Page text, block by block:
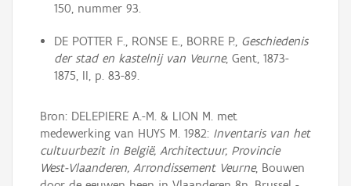
150, nummer 93.
DE POTTER F., RONSE E., BORRE P., Geschiedenis
der stad en kastelnij van Veurne, Gent, 1873-
1875, II, p. 83-89.
Bron: DELEPIERE A.-M. & LION M. met
medewerking van HUYS M. 1982: Inventaris van het
cultuurbezit in België, Architectuur, Provincie
West-Vlaanderen, Arrondissement Veurne, Bouwen